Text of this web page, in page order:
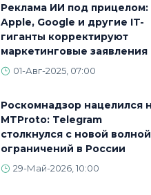
Реклама ИИ под прицелом:
Apple, Google и другие IT-
гиганты корректируют
маркетинговые заявления
01-Авг-2025, 07:00
Роскомнадзор нацелился на
MTProto: Telegram
столкнулся с новой волной
ограничений в России
29-Май-2026, 10:00